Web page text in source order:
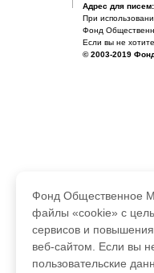
Адрес для писем:
При
Фонд
Если вы не
© 2003-2019
Фонд Общественное
файлы «cookie» с
сервисов и
веб-сайтом. Если вы
пользовательские